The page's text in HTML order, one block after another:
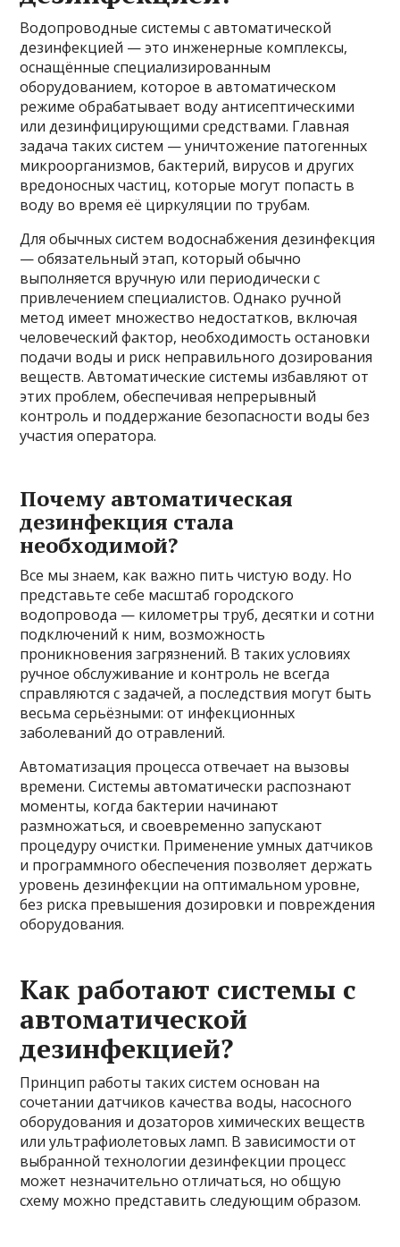
Водопроводные системы с автоматической
дезинфекцией — это инженерные комплексы,
оснащённые специализированным
оборудованием, которое в автоматическом
режиме обрабатывает воду антисептическими
или дезинфицирующими средствами. Главная
задача таких систем — уничтожение патогенных
микроорганизмов, бактерий, вирусов и других
вредоносных частиц, которые могут попасть в
воду во время её циркуляции по трубам.
Для обычных систем водоснабжения дезинфекция
— обязательный этап, который обычно
выполняется вручную или периодически с
привлечением специалистов. Однако ручной
метод имеет множество недостатков, включая
человеческий фактор, необходимость остановки
подачи воды и риск неправильного дозирования
веществ. Автоматические системы избавляют от
этих проблем, обеспечивая непрерывный
контроль и поддержание безопасности воды без
участия оператора.
Почему автоматическая
дезинфекция стала
необходимой?
Все мы знаем, как важно пить чистую воду. Но
представьте себе масштаб городского
водопровода — километры труб, десятки и сотни
подключений к ним, возможность
проникновения загрязнений. В таких условиях
ручное обслуживание и контроль не всегда
справляются с задачей, а последствия могут быть
весьма серьёзными: от инфекционных
заболеваний до отравлений.
Автоматизация процесса отвечает на вызовы
времени. Системы автоматически распознают
моменты, когда бактерии начинают
размножаться, и своевременно запускают
процедуру очистки. Применение умных датчиков
и программного обеспечения позволяет держать
уровень дезинфекции на оптимальном уровне,
без риска превышения дозировки и повреждения
оборудования.
Как работают системы с
автоматической
дезинфекцией?
Принцип работы таких систем основан на
сочетании датчиков качества воды, насосного
оборудования и дозаторов химических веществ
или ультрафиолетовых ламп. В зависимости от
выбранной технологии дезинфекции процесс
может незначительно отличаться, но общую
схему можно представить следующим образом.